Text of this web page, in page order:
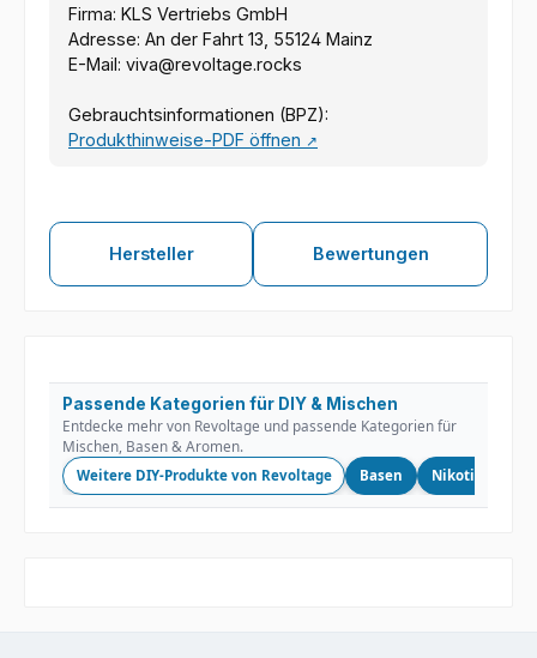
Firma: KLS Vertriebs GmbH
Adresse: An der Fahrt 13, 55124 Mainz
E-Mail: viva@revoltage.rocks
Gebrauchtsinformationen (BPZ):
Produkthinweise-PDF öffnen ↗
Hersteller Bewertungen
Passende Kategorien für DIY & Mischen
Entdecke mehr von Revoltage und passende Kategorien für
Mischen, Basen & Aromen.
Weitere DIY-Produkte von Revoltage Basen Nikotinshots